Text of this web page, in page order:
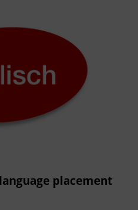
placement